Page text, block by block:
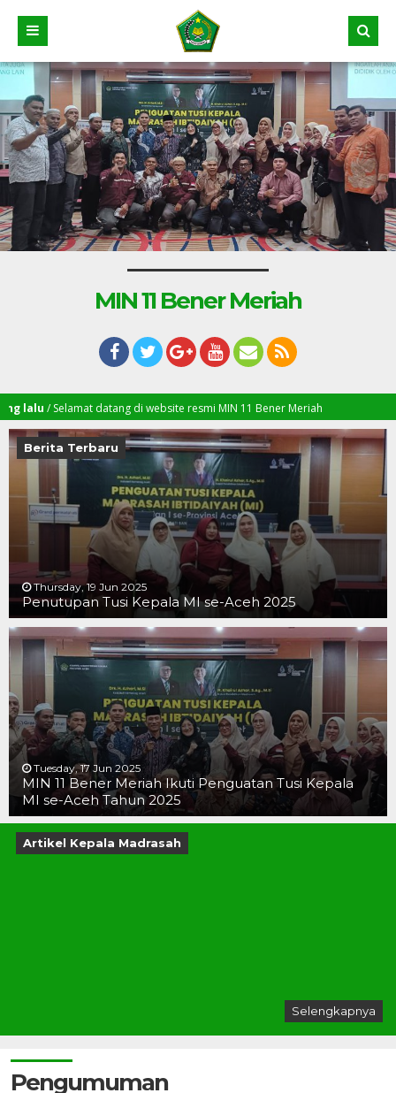
MIN 11 Bener Meriah
/ Selamat datang di website resmi MIN 11 Bener Meriah
Berita Terbaru
Thursday, 19 Jun 2025
Penutupan Tusi Kepala MI se-Aceh 2025
Tuesday, 17 Jun 2025
MIN 11 Bener Meriah Ikuti Penguatan Tusi Kepala
MI se-Aceh Tahun 2025
Artikel Kepala Madrasah
Selengkapnya
Pengumuman
19 JUN 2025
19 JUN 2025
16 JUN 2025